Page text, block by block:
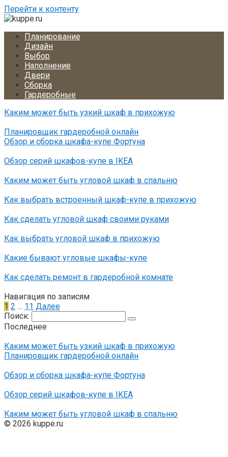
Перейти к контенту
Планирование
Дизайн
Выбор
Наполнение
Двери
Сборка
Гардеробные
Каким может быть узкий шкаф в прихожую
Планировщик гардеробной онлайн
Обзор и сборка шкафа-купе Фортуна
Обзор серий шкафов-купе в IKEA
Каким может быть угловой шкаф в спальню
Как выбрать встроенный шкаф-купе в прихожую
Как сделать угловой шкаф своими руками
Как выбрать угловой шкаф в прихожую
Какие бывают угловые шкафы-купе
Как сделать ремонт в гардеробной комнате
Навигация по записям
1 2 … 11 Далее
Поиск:
Последнее
Каким может быть узкий шкаф в прихожую
Планировщик гардеробной онлайн
Обзор и сборка шкафа-купе Фортуна
Обзор серий шкафов-купе в IKEA
Каким может быть угловой шкаф в спальню
© 2026 kuppe.ru